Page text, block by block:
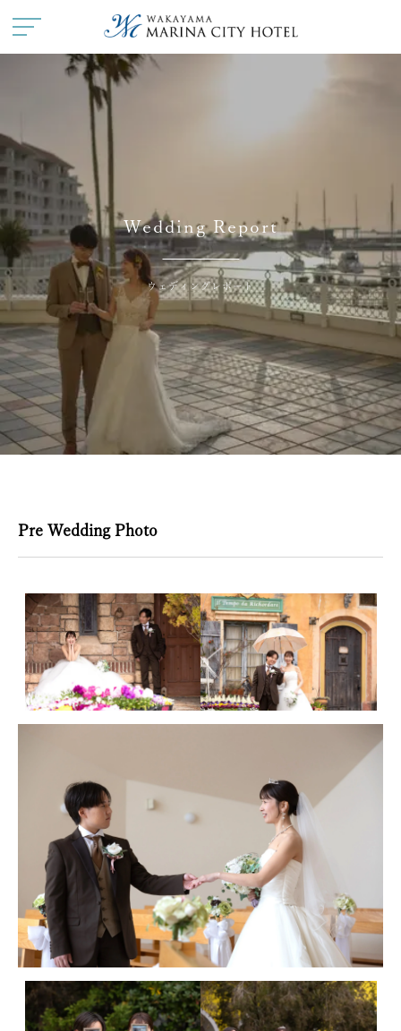
施設紹介
― 挙式会場
― 宴会会場
お料理
ドレス・和装
フェア
プラン
はじめての方へ
ご成約の方へ
ご列席の方へ
ウエディングレポート
お知らせ・イベント
来館予約
アクセス
よくある質問
お問い合わせ
採用情報
Wedding Report
ウェディングレポート
Pre Wedding Photo